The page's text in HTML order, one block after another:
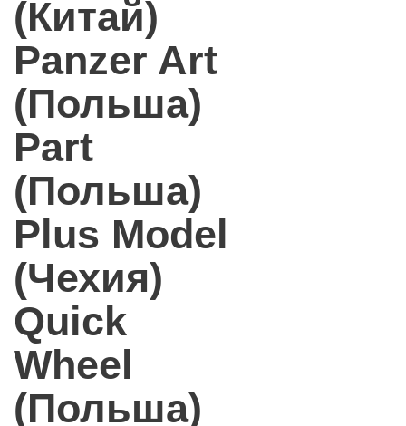
(Китай)
Panzer Art
(Польша)
Part
(Польша)
Plus Model
(Чехия)
Quick
Wheel
(Польша)